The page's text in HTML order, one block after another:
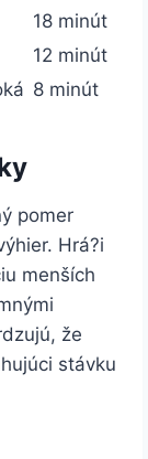
18 minút
12 minút
8 minút
pomer
Hrá?i
menších
že
stávku